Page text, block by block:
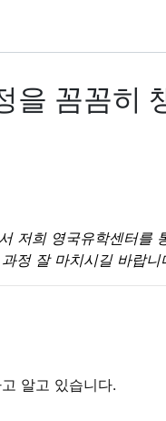
을 꼼꼼히
저희 영국유학센터를
정 잘 마치시길 바랍니
알고 있습니다.